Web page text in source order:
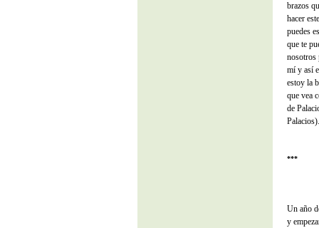
brazos
hacer
puedes
que te
nosotros
mí y así
estoy la
que vea
de
Palacios).
***
Un año
y